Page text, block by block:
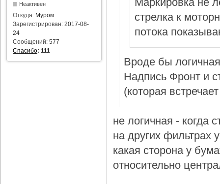
Неактивен
Откуда: Муром
Зарегистрирован: 2017-08-
24
Сообщений: 577
Спасибо: 111
стрелка к
потока
Вроде бы
Надпись Фронт и
(которая
не логичная - когда
на других фильтрах
какая сторона у
относительно